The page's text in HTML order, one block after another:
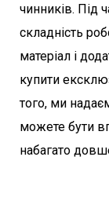
чинників. Під
складність
матеріал і
купити
того, ми
можете бути
набагато